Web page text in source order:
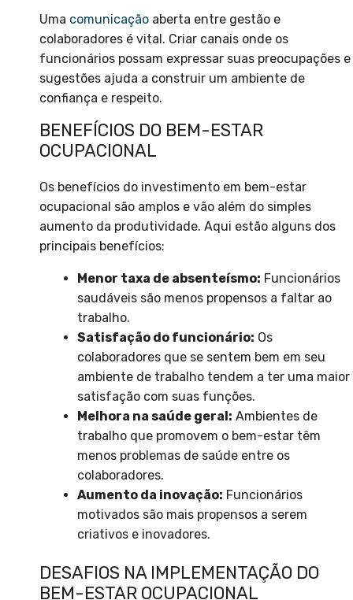
Uma comunicação aberta entre gestão e
colaboradores é vital. Criar canais onde os
funcionários possam expressar suas preocupações e
sugestões ajuda a construir um ambiente de
confiança e respeito.
BENEFÍCIOS DO BEM-ESTAR
OCUPACIONAL
Os benefícios do investimento em bem-estar
ocupacional são amplos e vão além do simples
aumento da produtividade. Aqui estão alguns dos
principais benefícios:
Menor taxa de absenteísmo: Funcionários
saudáveis são menos propensos a faltar ao
trabalho.
Satisfação do funcionário: Os
colaboradores que se sentem bem em seu
ambiente de trabalho tendem a ter uma maior
satisfação com suas funções.
Melhora na saúde geral: Ambientes de
trabalho que promovem o bem-estar têm
menos problemas de saúde entre os
colaboradores.
Aumento da inovação: Funcionários
motivados são mais propensos a serem
criativos e inovadores.
DESAFIOS NA IMPLEMENTAÇÃO DO
BEM-ESTAR OCUPACIONAL